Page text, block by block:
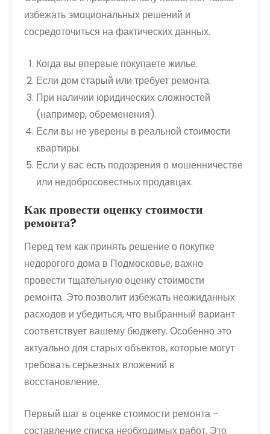
избежать эмоциональных решений и
сосредоточиться на фактических данных.
Когда вы впервые покупаете жилье.
Если дом старый или требует ремонта.
При наличии юридических сложностей
(например, обременения).
Если вы не уверены в реальной стоимости
квартиры.
Если у вас есть подозрения о мошенничестве
или недобросовестных продавцах.
Как провести оценку стоимости
ремонта?
Перед тем как принять решение о покупке
недорогого дома в Подмосковье, важно
провести тщательную оценку стоимости
ремонта. Это позволит избежать неожиданных
расходов и убедиться, что выбранный вариант
соответствует вашему бюджету. Особенно это
актуально для старых объектов, которые могут
требовать серьезных вложений в
восстановление.
Первый шаг в оценке стоимости ремонта –
составление списка необходимых работ. Это